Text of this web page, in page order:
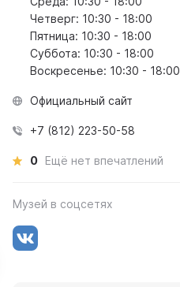
Четверг: 10:30 - 18:00
Пятница: 10:30 - 18:00
Суббота: 10:30 - 18:00
Воскресенье: 10:30 - 18:00
Официальный сайт
+7 (812) 223-50-58
0 Ещё нет впечатлений
Музей в соцсетях